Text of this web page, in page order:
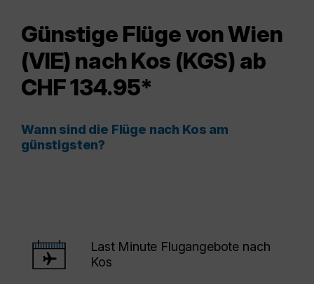
Günstige Flüge von Wien
(VIE) nach Kos (KGS) ab
CHF 134.95*
Wann sind die Flüge nach Kos am
günstigsten?
Last Minute Flugangebote nach
Kos